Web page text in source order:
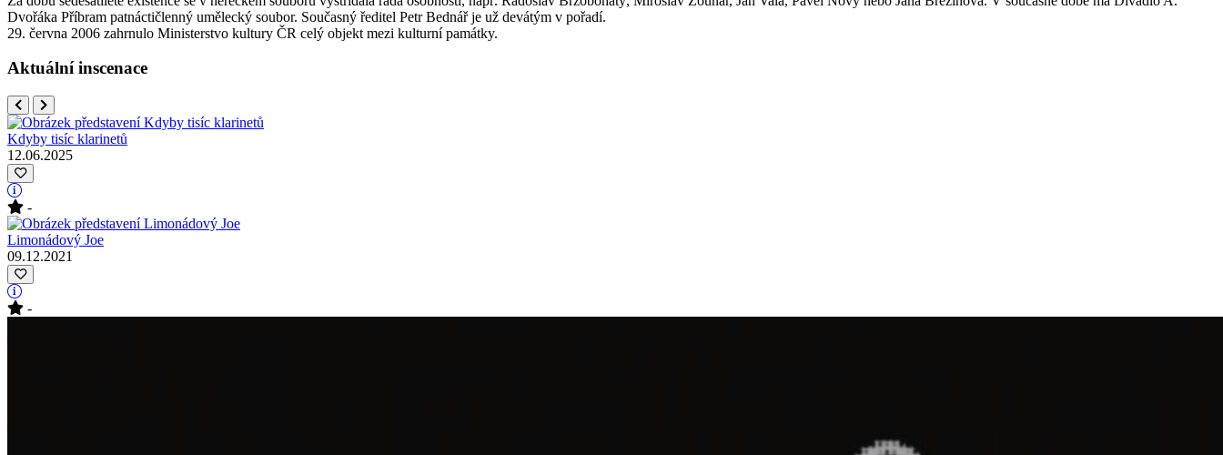
Dvořáka Příbram patnáctičlenný umělecký soubor. Současný ředitel Petr Bednář je už devátým v pořadí.
29. června 2006 zahrnulo Ministerstvo kultury ČR celý objekt mezi kulturní památky.
Aktuální inscenace
Kdyby tisíc klarinetů
12.06.2025
-
Limonádový Joe
09.12.2021
-